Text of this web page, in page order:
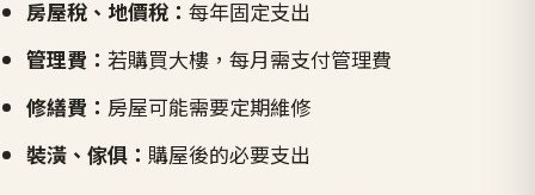
房屋稅、地價稅：每年固定支出
管理費：若購買大樓，每月需支付管理費
修繕費： 房屋可能需要定期維修
裝潢、傢俱： 購屋後的必要支出